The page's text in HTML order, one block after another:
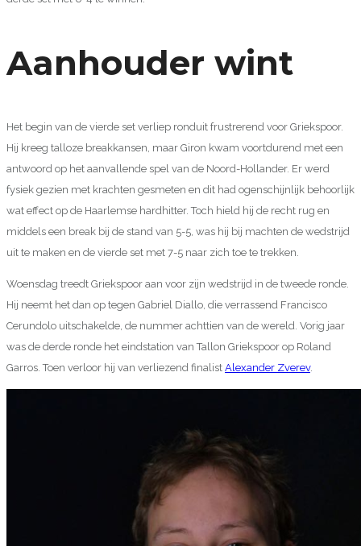
Aanhouder wint
Het begin van de vierde set verliep ronduit frustrerend voor Griekspoor.
Hij kreeg talloze breakkansen, maar Giron kwam voortdurend met een
antwoord op het aanvallende spel van de Noord-Hollander. Er werd
fysiek gezien met krachten gesmeten en dit had ogenschijnlijk behoorlijk
wat effect op de Haarlemse hardhitter. Toch hield hij de recht rug en
middels een break bij de stand van 5-5, was hij bij machten de wedstrijd
uit te maken en de vierde set met 7-5 naar zich toe te trekken.
Woensdag treedt Griekspoor aan voor zijn wedstrijd in de tweede ronde.
Hij neemt het dan op tegen Gabriel Diallo, die verrassend Francisco
Cerundolo uitschakelde, de nummer achttien van de wereld. Vorig jaar
was de derde ronde het eindstation van Tallon Griekspoor op Roland
Garros. Toen verloor hij van verliezend finalist Alexander Zverev.